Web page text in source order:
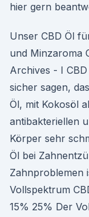
hier gern
Unser CBD Öl
und Minzaroma
Archives - I
sicher sagen,
Öl, mit Kokosöl
antibakteriellen
Körper sehr
Öl bei
Zahnproblemen
Vollspektrum
15% 25% Der